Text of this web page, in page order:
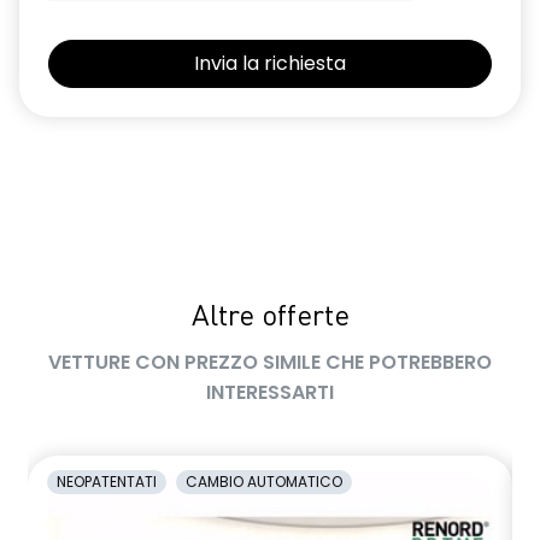
kit riparazione pneumatici
Manutenzione Connessa, incluso per 8 anni
Pacchetto Guida Connessa, incluso per 5 anni
predisposizione alcolock / alcol interlock
Altre offerte
VETTURE CON PREZZO SIMILE CHE POTREBBERO
INTERESSARTI
NEOPATENTATI CAMBIO AUTOMATICO